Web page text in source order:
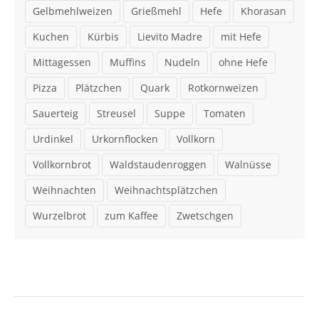
Gelbmehlweizen
Grießmehl Hefe
Khorasan
Kuchen
Kürbis Lievito Madre
mit Hefe
Mittagessen
Muffins Nudeln
ohne Hefe
Pizza
Plätzchen Quark
Rotkornweizen
Sauerteig
Streusel Suppe
Tomaten
Urdinkel
Urkornflocken
Vollkorn
Vollkornbrot
Waldstaudenroggen
Walnüsse
Weihnachten
Weihnachtsplätzchen
Wurzelbrot
zum Kaffee Zwetschgen